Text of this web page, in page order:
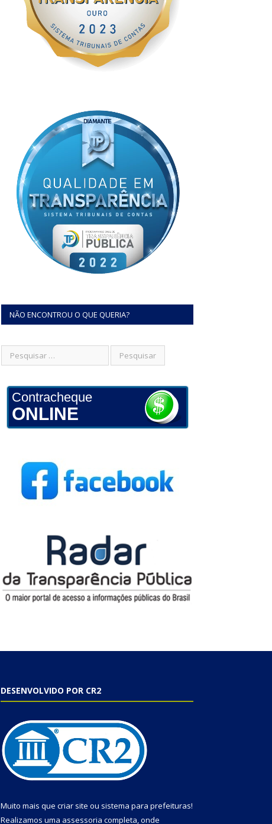
NÃO ENCONTROU O QUE QUERIA?
Contracheque
ONLINE
DESENVOLVIDO POR CR2
Muito mais que criar site ou sistema para prefeituras!
Realizamos uma assessoria completa, onde